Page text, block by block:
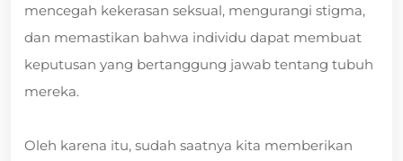
mencegah kekerasan seksual, mengurangi stigma,
dan memastikan bahwa individu dapat membuat
keputusan yang bertanggung jawab tentang tubuh
mereka.
Oleh karena itu, sudah saatnya kita memberikan